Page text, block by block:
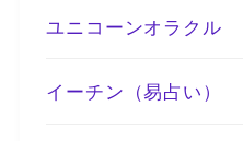
ユニコーンオラクル
イーチン（易占い）